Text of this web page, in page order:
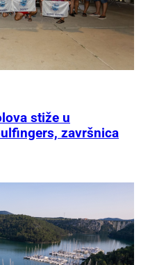
stiže u
završnica